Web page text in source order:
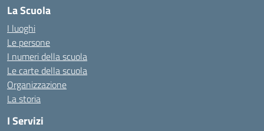
La Scuola
I luoghi
Le persone
I numeri della scuola
Le carte della scuola
Organizzazione
La storia
I Servizi